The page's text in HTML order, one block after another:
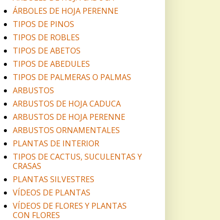
ÁRBOLES DE HOJA PERENNE
TIPOS DE PINOS
TIPOS DE ROBLES
TIPOS DE ABETOS
TIPOS DE ABEDULES
TIPOS DE PALMERAS O PALMAS
ARBUSTOS
ARBUSTOS DE HOJA CADUCA
ARBUSTOS DE HOJA PERENNE
ARBUSTOS ORNAMENTALES
PLANTAS DE INTERIOR
TIPOS DE CACTUS, SUCULENTAS Y
CRASAS
PLANTAS SILVESTRES
VÍDEOS DE PLANTAS
VÍDEOS DE FLORES Y PLANTAS
CON FLORES